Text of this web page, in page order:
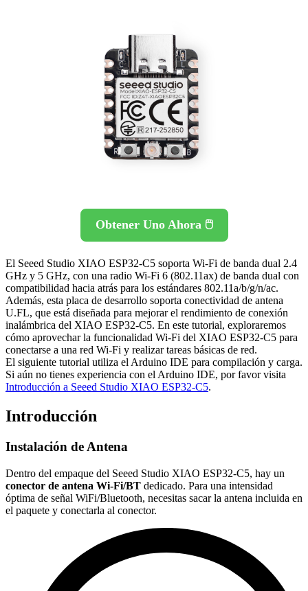
Obtener Uno Ahora 🖱️
El Seeed Studio XIAO ESP32-C5 soporta Wi-Fi de banda dual 2.4
GHz y 5 GHz, con una radio Wi-Fi 6 (802.11ax) de banda dual con
compatibilidad hacia atrás para los estándares 802.11a/b/g/n/ac.
Además, esta placa de desarrollo soporta conectividad de antena
U.FL, que está diseñada para mejorar el rendimiento de conexión
inalámbrica del XIAO ESP32-C5. En este tutorial, exploraremos
cómo aprovechar la funcionalidad Wi-Fi del XIAO ESP32-C5 para
conectarse a una red Wi-Fi y realizar tareas básicas de red.
El siguiente tutorial utiliza el Arduino IDE para compilación y carga.
Si aún no tienes experiencia con el Arduino IDE, por favor visita
Introducción a Seeed Studio XIAO ESP32-C5.
Introducción
Instalación de Antena
Dentro del empaque del Seeed Studio XIAO ESP32-C5, hay un
conector de antena Wi-Fi/BT dedicado. Para una intensidad
óptima de señal WiFi/Bluetooth, necesitas sacar la antena incluida en
el paquete y conectarla al conector.